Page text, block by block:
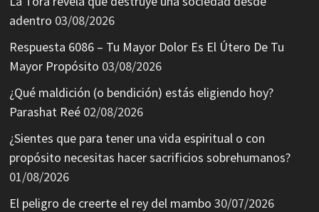
adentro 03/08/2026
Respuesta 6086 – Tu Mayor Dolor Es El Útero De Tu
Mayor Propósito 03/08/2026
¿Qué maldición (o bendición) estás eligiendo hoy?
Parashat Reé 02/08/2026
¿Sientes que para tener una vida espiritual o con
propósito necesitas hacer sacrificios sobrehumanos?
01/08/2026
El peligro de creerte el rey del mambo 30/07/2026